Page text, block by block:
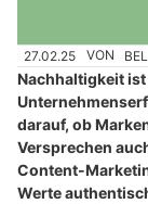
27.02.25 VON
Nachhaltigkeit
darauf, ob
Versprechen
Content-
Werte